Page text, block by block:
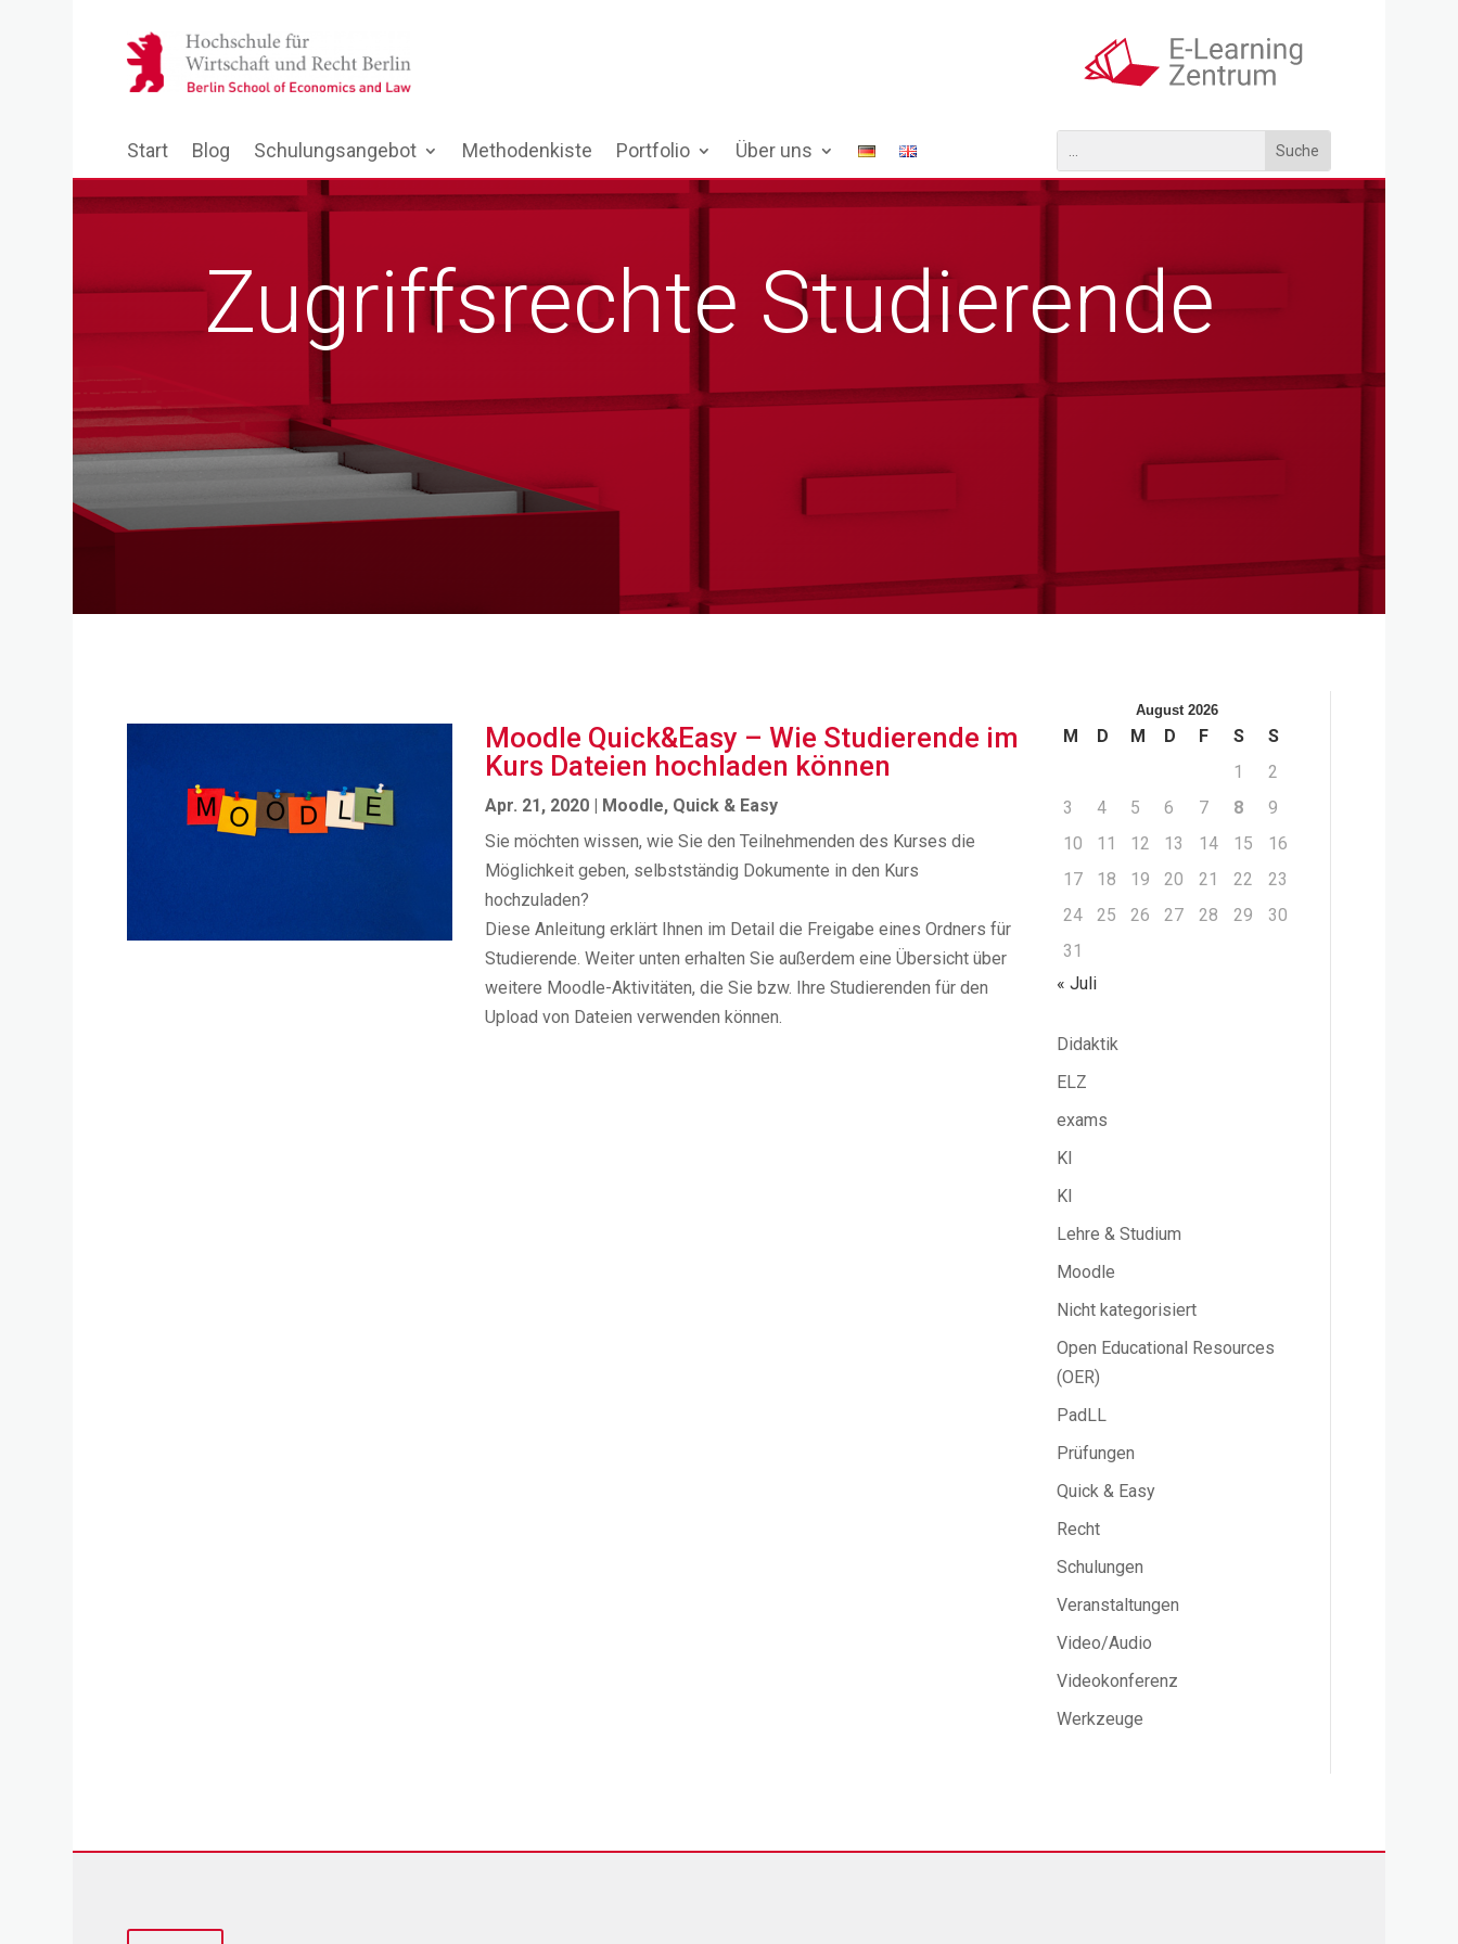
Start Blog Schulungsangebot Methodenkiste Portfolio Über uns
Zugriffsrechte Studierende
Moodle Quick&Easy – Wie Studierende im
Kurs Dateien hochladen können
Apr. 21, 2020 | Moodle, Quick & Easy
Sie möchten wissen, wie Sie den Teilnehmenden des Kurses die
Möglichkeit geben, selbstständig Dokumente in den Kurs
hochzuladen?
Diese Anleitung erklärt Ihnen im Detail die Freigabe eines Ordners für
Studierende. Weiter unten erhalten Sie außerdem eine Übersicht über
weitere Moodle-Aktivitäten, die Sie bzw. Ihre Studierenden für den
Upload von Dateien verwenden können.
August 2026
M D M D F S
S
1
2
3
4 5 6 7 8
9
10
11 12 13 14 15
16
17
18 19 20 21 22
23
24
25 26 27 28 29
30
31
« Juli
Didaktik
ELZ
exams
KI
KI
Lehre & Studium
Moodle
Nicht kategorisiert
Open Educational Resources
(OER)
PadLL
Prüfungen
Quick & Easy
Recht
Schulungen
Veranstaltungen
Video/Audio
Videokonferenz
Werkzeuge